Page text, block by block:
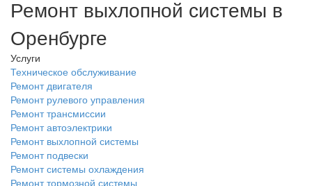
Ремонт выхлопной системы в
Оренбурге
Услуги
Техническое обслуживание
Ремонт двигателя
Ремонт рулевого управления
Ремонт трансмиссии
Ремонт автоэлектрики
Ремонт выхлопной системы
Ремонт подвески
Ремонт системы охлаждения
Ремонт тормозной системы